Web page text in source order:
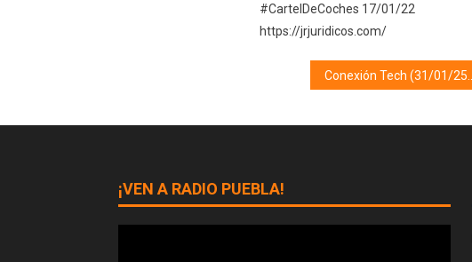
#CartelDeCoches 17/01/22
https://jrjuridicos.com/
¡VEN A RADIO PUEBLA!